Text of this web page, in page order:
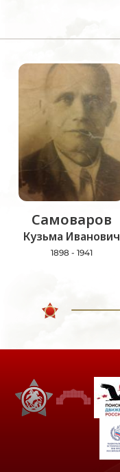
Самоваров
Кузьма Иванович
1898 - 1941